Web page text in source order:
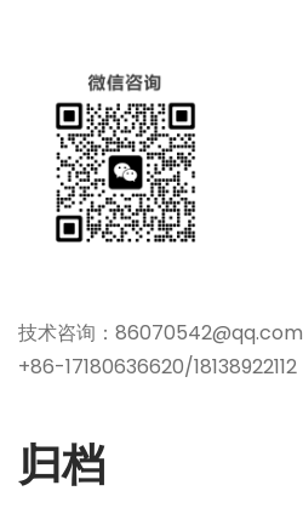
技术咨询：86070542@qq.com
+86-17180636620/18138922112
归档